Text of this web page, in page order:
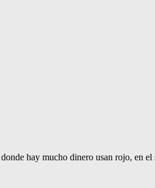
hay mucho dinero usan rojo, en